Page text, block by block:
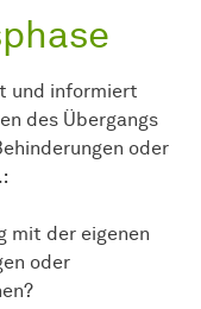
und informiert
des Übergangs
oder
mit der eigenen
oder